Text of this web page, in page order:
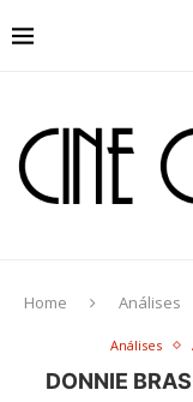
Home Análises
Análises
DONNIE